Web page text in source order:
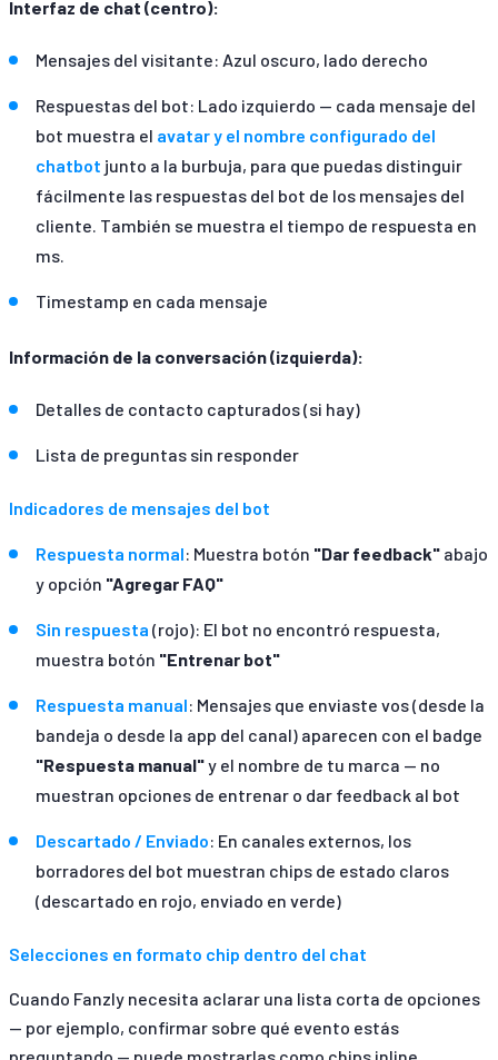
Interfaz de chat (centro):
Mensajes del visitante: Azul oscuro, lado derecho
Respuestas del bot: Lado izquierdo — cada mensaje del
bot muestra el avatar y el nombre configurado del
chatbot junto a la burbuja, para que puedas distinguir
fácilmente las respuestas del bot de los mensajes del
cliente. También se muestra el tiempo de respuesta en
ms.
Timestamp en cada mensaje
Información de la conversación (izquierda):
Detalles de contacto capturados (si hay)
Lista de preguntas sin responder
Indicadores de mensajes del bot
Respuesta normal: Muestra botón "Dar feedback" abajo
y opción "Agregar FAQ"
Sin respuesta (rojo): El bot no encontró respuesta,
muestra botón "Entrenar bot"
Respuesta manual: Mensajes que enviaste vos (desde la
bandeja o desde la app del canal) aparecen con el badge
"Respuesta manual"y el nombre de tu marca — no
muestran opciones de entrenar o dar feedback al bot
Descartado / Enviado: En canales externos, los
borradores del bot muestran chips de estado claros
(descartado en rojo, enviado en verde)
Selecciones en formato chip dentro del chat
Cuando Fanzly necesita aclarar una lista corta de opciones
— por ejemplo, confirmar sobre qué evento estás